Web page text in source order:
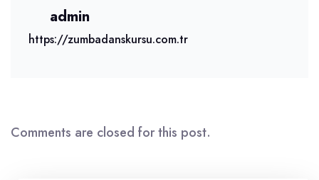
admin
https://zumbadanskursu.com.tr
Comments are closed for this post.